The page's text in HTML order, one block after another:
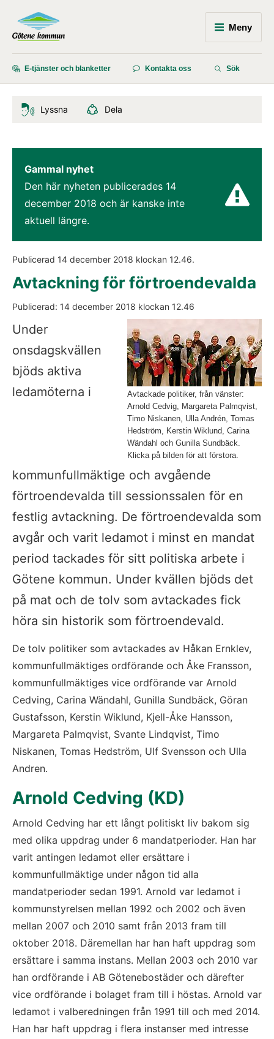
Meny
E-tjänster och blanketter Kontakta oss Sök
Lyssna Dela
Gammal nyhet
Den här nyheten publicerades 14
december 2018 och är kanske inte
aktuell längre.
Publicerad 14 december 2018 klockan 12.46.
Avtackning för förtroendevalda
Publicerad: 14 december 2018 klockan 12.46
Avtackade politiker, från vänster:
Arnold Cedvig, Margareta Palmqvist,
Timo Niskanen, Ulla Andrén, Tomas
Hedström, Kerstin Wiklund, Carina
Wändahl och Gunilla Sundbäck.
Klicka på bilden för att förstora.
Under
onsdagskvällen
bjöds aktiva
ledamöterna i
kommunfullmäktige och avgående
förtroendevalda till sessionssalen för en
festlig avtackning. De förtroendevalda som
avgår och varit ledamot i minst en mandat
period tackades för sitt politiska arbete i
Götene kommun. Under kvällen bjöds det
på mat och de tolv som avtackades fick
höra sin historik som förtroendevald.
De tolv politiker som avtackades av Håkan Ernklev,
kommunfullmäktiges ordförande och Åke Fransson,
kommunfullmäktiges vice ordförande var Arnold
Cedving, Carina Wändahl, Gunilla Sundbäck, Göran
Gustafsson, Kerstin Wiklund, Kjell-Åke Hansson,
Margareta Palmqvist, Svante Lindqvist, Timo
Niskanen, Tomas Hedström, Ulf Svensson och Ulla
Andren.
Arnold Cedving (KD)
Arnold Cedving har ett långt politiskt liv bakom sig
med olika uppdrag under 6 mandatperioder. Han har
varit antingen ledamot eller ersättare i
kommunfullmäktige under någon tid alla
mandatperioder sedan 1991. Arnold var ledamot i
kommunstyrelsen mellan 1992 och 2002 och även
mellan 2007 och 2010 samt från 2013 fram till
oktober 2018. Däremellan har han haft uppdrag som
ersättare i samma instans. Mellan 2003 och 2010 var
han ordförande i AB Götenebostäder och därefter
vice ordförande i bolaget fram till i höstas. Arnold var
ledamot i valberedningen från 1991 till och med 2014.
Han har haft uppdrag i flera instanser med intresse